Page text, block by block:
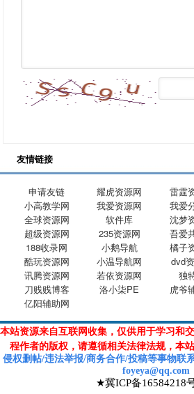
友情链接
申请友链 耀虎资源网 雷霆
小高教学网
我爱资源网 我爱
全球资源网
软件库 沈梦
超级资源网
235资源网 吾爱
188收录网
小鹅导航 橘子
酷玩资源网
小温导航网 dvd
讯腾资源网
若依资源网 独
刀贱贱博客
洛小柒PE 虎爷
亿阳辅助网
本站资源来自互联网收集，仅供用于学习和
程作者的版权，请遵循相关法律法规，本
侵权删帖/违法举报/商务合作/投稿等事物联
foyeya@qq.com
★冀ICP备16584218